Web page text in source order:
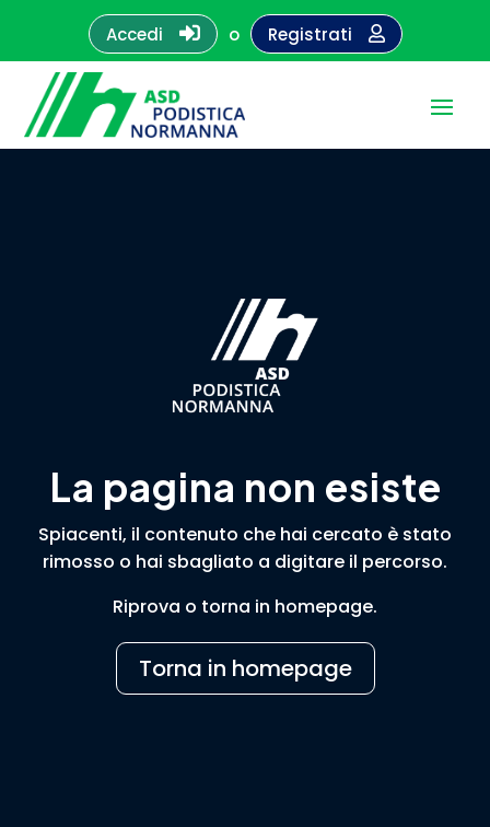
Accedi  o Registrati 
La pagina non esiste
Spiacenti, il contenuto che hai cercato è stato
rimosso o hai sbagliato a digitare il percorso.
Riprova o torna in homepage.
Torna in homepage